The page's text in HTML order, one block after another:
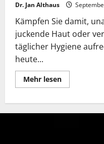
Dr. Jan Althaus
Kämpfen Sie damit,
juckende Haut oder
täglicher Hygiene
heute...
Mehr lesenLesen
Sie
Erfahrungen